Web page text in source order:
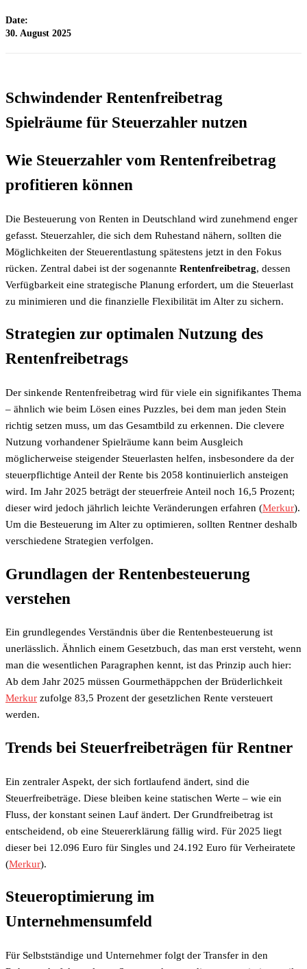
Date:
30. August 2025
Schwindender Rentenfreibetrag
Spielräume für Steuerzahler nutzen
Wie Steuerzahler vom Rentenfreibetrag
profitieren können
Die Besteuerung von Renten in Deutschland wird zunehmend enger
gefasst. Steuerzahler, die sich dem Ruhestand nähern, sollten die
Möglichkeiten der Steuerentlastung spätestens jetzt in den Fokus
rücken. Zentral dabei ist der sogenannte Rentenfreibetrag, dessen
Verfügbarkeit eine strategische Planung erfordert, um die Steuerlast
zu minimieren und die finanzielle Flexibilität im Alter zu sichern.
Strategien zur optimalen Nutzung des
Rentenfreibetrags
Der sinkende Rentenfreibetrag wird für viele ein signifikantes Thema
– ähnlich wie beim Lösen eines Puzzles, bei dem man jeden Stein
richtig setzen muss, um das Gesamtbild zu erkennen. Die clevere
Nutzung vorhandener Spielräume kann beim Ausgleich
möglicherweise steigender Steuerlasten helfen, insbesondere da der
steuerpflichtige Anteil der Rente bis 2058 kontinuierlich ansteigen
wird. Im Jahr 2025 beträgt der steuerfreie Anteil noch 16,5 Prozent;
dieser wird jedoch jährlich leichte Veränderungen erfahren (Merkur).
Um die Besteuerung im Alter zu optimieren, sollten Rentner deshalb
verschiedene Strategien verfolgen.
Grundlagen der Rentenbesteuerung
verstehen
Ein grundlegendes Verständnis über die Rentenbesteuerung ist
unerlässlich. Ähnlich einem Gesetzbuch, das man erst versteht, wenn
man die wesentlichen Paragraphen kennt, ist das Prinzip auch hier:
Ab dem Jahr 2025 müssen Gourmethäppchen der Brüderlichkeit
Merkur zufolge 83,5 Prozent der gesetzlichen Rente versteuert
werden.
Trends bei Steuerfreibeträgen für Rentner
Ein zentraler Aspekt, der sich fortlaufend ändert, sind die
Steuerfreibeträge. Diese bleiben keine statischen Werte – wie ein
Fluss, der konstant seinen Lauf ändert. Der Grundfreibetrag ist
entscheidend, ob eine Steuererklärung fällig wird. Für 2025 liegt
dieser bei 12.096 Euro für Singles und 24.192 Euro für Verheiratete
(Merkur).
Steueroptimierung im
Unternehmensumfeld
Für Selbstständige und Unternehmer folgt der Transfer in den